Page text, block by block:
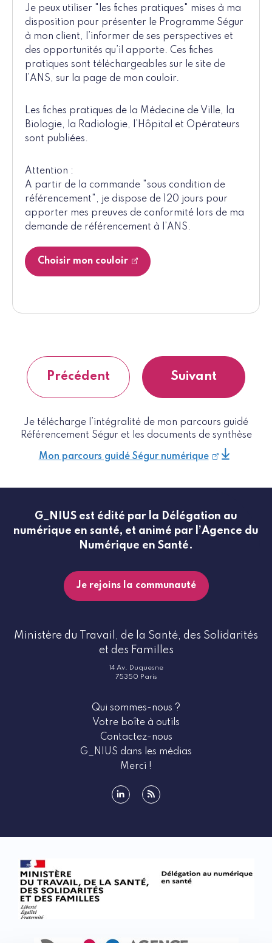
Je peux utiliser "les fiches pratiques" mises à ma
disposition pour présenter le Programme Ségur
à mon client, l’informer de ses perspectives et
des opportunités qu’il apporte. Ces fiches
pratiques sont téléchargeables sur le site de
l’ANS, sur la page de mon couloir.
Les fiches pratiques de la Médecine de Ville, la
Biologie, la Radiologie, l’Hôpital et Opérateurs
sont publiées.
Attention :
A partir de la commande "sous condition de
référencement", je dispose de 120 jours pour
apporter mes preuves de conformité lors de ma
demande de référencement à l’ANS.
Choisir mon couloir
Précédent Suivant
Je télécharge l’intégralité de mon parcours guidé
Référencement Ségur et les documents de synthèse
Mon parcours guidé Ségur numérique
G_NIUS est édité par la Délégation au
numérique en santé, et animé par l’Agence du
Numérique en Santé.
Je rejoins la communauté
Ministère du Travail, de la Santé, des Solidarités
et des Familles
14 Av. Duquesne
75350 Paris
Qui sommes-nous ?
Votre boîte à outils
Contactez-nous
G_NIUS dans les médias
Merci !